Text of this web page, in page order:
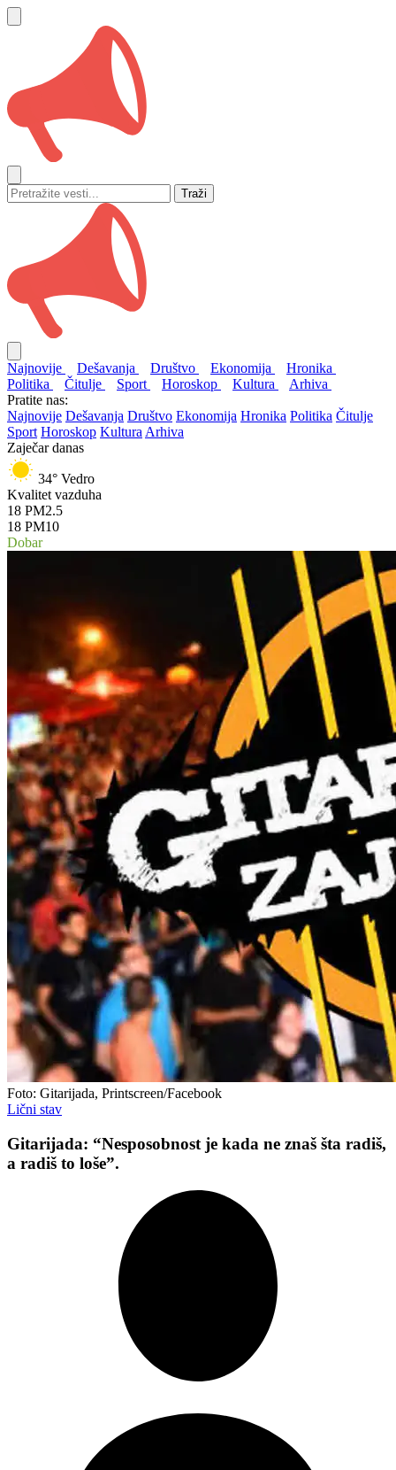
Traži
Najnovije Dešavanja Društvo Ekonomija
Hronika
Politika
Čitulje Sport Horoskop Kultura
Arhiva
Pratite nas:
Najnovije Dešavanja Društvo Ekonomija Hronika Politika Čitulje
Sport Horoskop Kultura Arhiva
Zaječar danas
34° Vedro
Kvalitet vazduha
18 PM2.5
18 PM10
Dobar
Foto: Gitarijada, Printscreen/Facebook
Lični stav
Gitarijada: “Nesposobnost je kada ne znaš šta radiš,
a radiš to loše”.